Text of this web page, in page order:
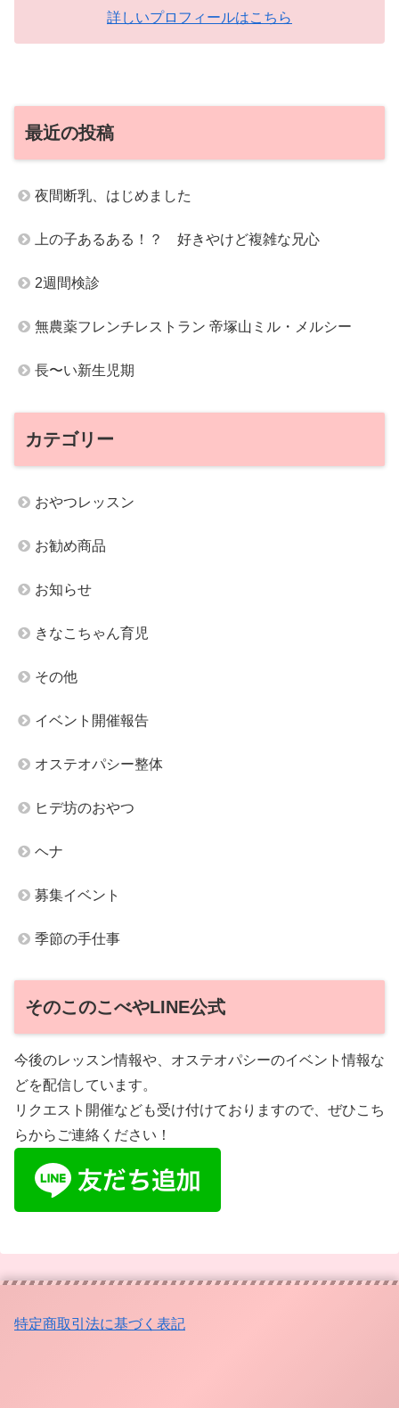
詳しいプロフィールはこちら
最近の投稿
夜間断乳、はじめました
上の子あるある！？ 好きやけど複雑な兄心
2週間検診
無農薬フレンチレストラン 帝塚山ミル・メルシー
長〜い新生児期
カテゴリー
おやつレッスン
お勧め商品
お知らせ
きなこちゃん育児
その他
イベント開催報告
オステオパシー整体
ヒデ坊のおやつ
ヘナ
募集イベント
季節の手仕事
そのこのこべやLINE公式
今後のレッスン情報や、オステオパシーのイベント情報な
どを配信しています。
リクエスト開催なども受け付けておりますので、ぜひこち
らからご連絡ください！
特定商取引法に基づく表記